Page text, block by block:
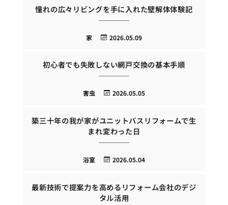
憧れの広々リビングを手に入れた壁解体体験記
2026.05.09
家
初心者でも失敗しない網戸交換の基本手順
2026.05.05
害虫
築三十年の我が家がユニットバスリフォームで生
まれ変わった日
2026.05.04
浴室
最新技術で提案力を高めるリフォーム会社のデジ
タル活用